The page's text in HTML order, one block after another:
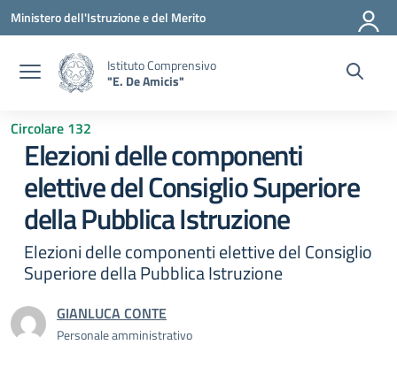
Vai ai contenuti
Vai al menu di navigazione
Vai al footer
Ministero dell'Istruzione e del Merito
Istituto Comprensivo
"E. De Amicis"
Circolare 132
Elezioni delle componenti
elettive del Consiglio Superiore
della Pubblica Istruzione
Elezioni delle componenti elettive del Consiglio
Superiore della Pubblica Istruzione
GIANLUCA CONTE
Personale amministrativo